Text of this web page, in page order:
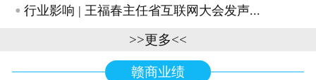
· 行业影响 | 王福春主任省互联网大会发声...
>>更多<<
赣商业绩